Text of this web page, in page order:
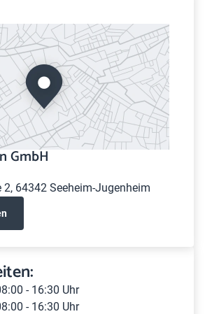
GmbH
2, 64342 Seeheim-Jugenheim
- 16:30 Uhr
- 16:30 Uhr